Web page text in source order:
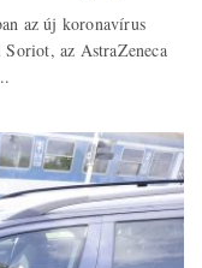
az új koronavírus
Soriot, az AstraZeneca